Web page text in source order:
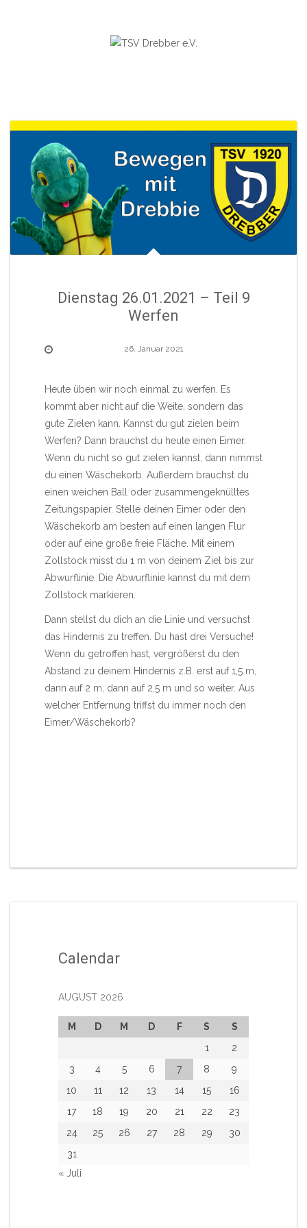
Dienstag 26.01.2021 – Teil 9
Werfen
26. Januar 2021
Heute üben wir noch einmal zu werfen. Es
kommt aber nicht auf die Weite, sondern das
gute Zielen kann. Kannst du gut zielen beim
Werfen? Dann brauchst du heute einen Eimer.
Wenn du nicht so gut zielen kannst, dann nimmst
du einen Wäschekorb. Außerdem brauchst du
einen weichen Ball oder zusammengeknülltes
Zeitungspapier. Stelle deinen Eimer oder den
Wäschekorb am besten auf einen langen Flur
oder auf eine große freie Fläche. Mit einem
Zollstock misst du 1 m von deinem Ziel bis zur
Abwurflinie. Die Abwurflinie kannst du mit dem
Zollstock markieren.
Dann stellst du dich an die Linie und versuchst
das Hindernis zu treffen. Du hast drei Versuche!
Wenn du getroffen hast, vergrößerst du den
Abstand zu deinem Hindernis z.B. erst auf 1,5 m,
dann auf 2 m, dann auf 2,5 m und so weiter. Aus
welcher Entfernung triffst du immer noch den
Eimer/Wäschekorb?
Calendar
AUGUST 2026
M D M D F S
S
1
2
3
4 5 6 7 8
9
10
11 12 13 14 15
16
17
18 19 20 21 22
23
24
25 26 27 28 29
30
31
« Juli